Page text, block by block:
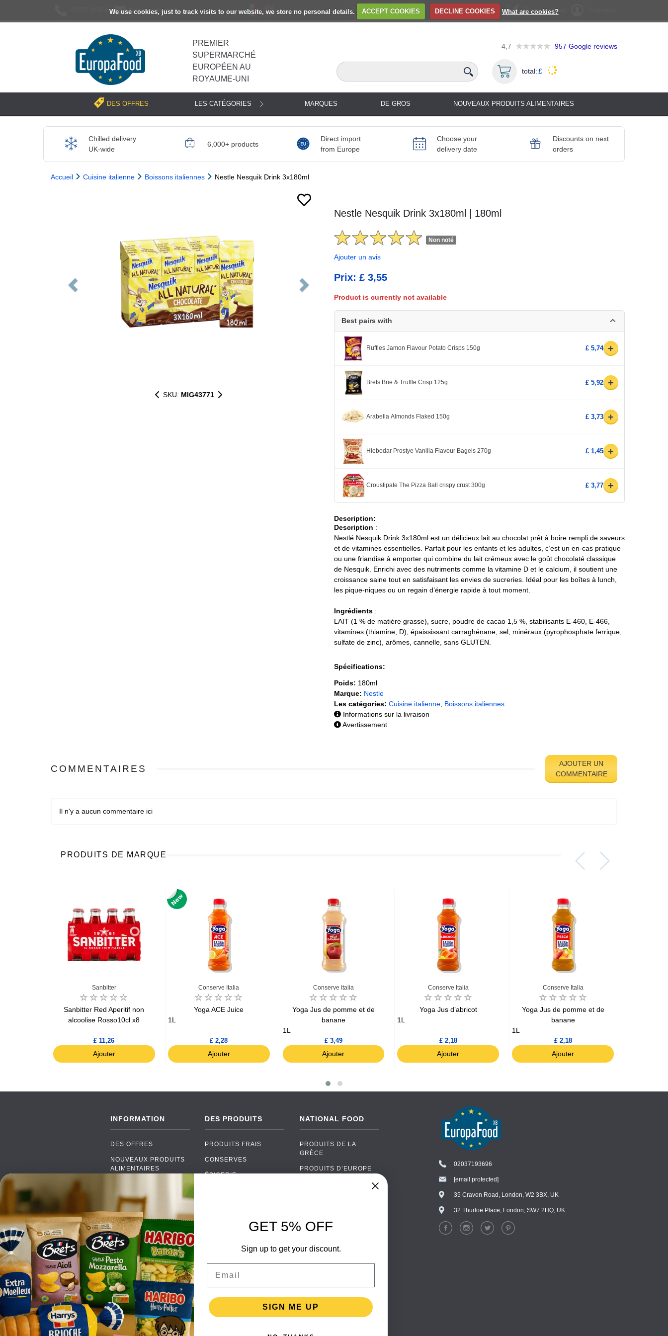
We use cookies, just to track visits to our website, we store no personal details. ACCEPT COOKIES DECLINE COOKIES What are cookies?
[email protected] Enregistrement
PREMIER
SUPERMARCHÉ
EUROPÉEN AU
ROYAUME-UNI
4,7 957 Google reviews
total:£
DES OFFRES LES CATÉGORIES MARQUES DE GROS NOUVEAUX PRODUITS ALIMENTAIRES
Chilled delivery
UK-wide
6,000+ products
Direct import
from Europe
Choose your
delivery date
Discounts on next
orders
Accueil Cuisine italienne Boissons italiennes Nestle Nesquik Drink 3x180ml
SKU: MIG43771
Nestle Nesquik Drink 3x180ml | 180ml
Non noté
Ajouter un avis
Prix: £ 3,55
Product is currently not available
Best pairs with
Ruffles Jamon Flavour Potato Crisps 150g £ 5,74 +
Brets Brie & Truffle Crisp 125g £ 5,92 +
Arabella Almonds Flaked 150g £ 3,73 +
Hlebodar Prostye Vanilla Flavour Bagels 270g £ 1,45 +
Croustipate The Pizza Ball crispy crust 300g £ 3,77 +
Description:
Description :
Nestlé Nesquik Drink 3x180ml est un délicieux lait au chocolat prêt à boire rempli de saveurs
et de vitamines essentielles. Parfait pour les enfants et les adultes, c’est un en-cas pratique
ou une friandise à emporter qui combine du lait crémeux avec le goût chocolaté classique
de Nesquik. Enrichi avec des nutriments comme la vitamine D et le calcium, il soutient une
croissance saine tout en satisfaisant les envies de sucreries. Idéal pour les boîtes à lunch,
les pique-niques ou un regain d’énergie rapide à tout moment.
Ingrédients :
LAIT (1 % de matière grasse), sucre, poudre de cacao 1,5 %, stabilisants E-460, E-466,
vitamines (thiamine, D), épaississant carraghénane, sel, minéraux (pyrophosphate ferrique,
sulfate de zinc), arômes, cannelle, sans GLUTEN.
Spécifications:
Poids: 180ml
Marque: Nestle
Les catégories: Cuisine italienne Boissons italiennes
Informations sur la livraison
Avertissement
COMMENTAIRES
AJOUTER UN
COMMENTAIRE
Il n'y a aucun commentaire ici
PRODUITS DE MARQUE
Sanbitter
Sanbitter Red Aperitif non
alcoolise Rosso10cl x8
£ 11,26
Ajouter
Conserve Italia
Yoga ACE Juice
1L
£ 2,28
Ajouter
Conserve Italia
Yoga Jus de pomme et de
banane
1L
£ 3,49
Ajouter
Conserve Italia
Yoga Jus d’abricot
1L
£ 2,18
Ajouter
Conserve Italia
Yoga Jus de pomme et de
banane
1L
£ 2,18
Ajouter
INFORMATION
DES OFFRES
NOUVEAUX PRODUITS
ALIMENTAIRES
FAQ
PAIEMENTS
LIVRAISON
DE GROS
CONTACTEZ NOUS
TERMES ET
CONDITIONS
POLITIQUE DE
CONFIDENTIALITÉ
RETURNS
DES PRODUITS
PRODUITS FRAIS
CONSERVES
ÉPICERIE
ALIMENTAIRES
NATIONAL FOOD
PRODUITS DE LA
GRÈCE
PRODUITS D’EUROPE
CUISINE ESPAGNOLE
02037193696
[email protected]
35 Craven Road, London, W2 3BX, UK
32 Thurloe Place, London, SW7 2HQ, UK
Chat
Chat with our support team
GET 5% OFF
Sign up to get your discount.
SIGN ME UP